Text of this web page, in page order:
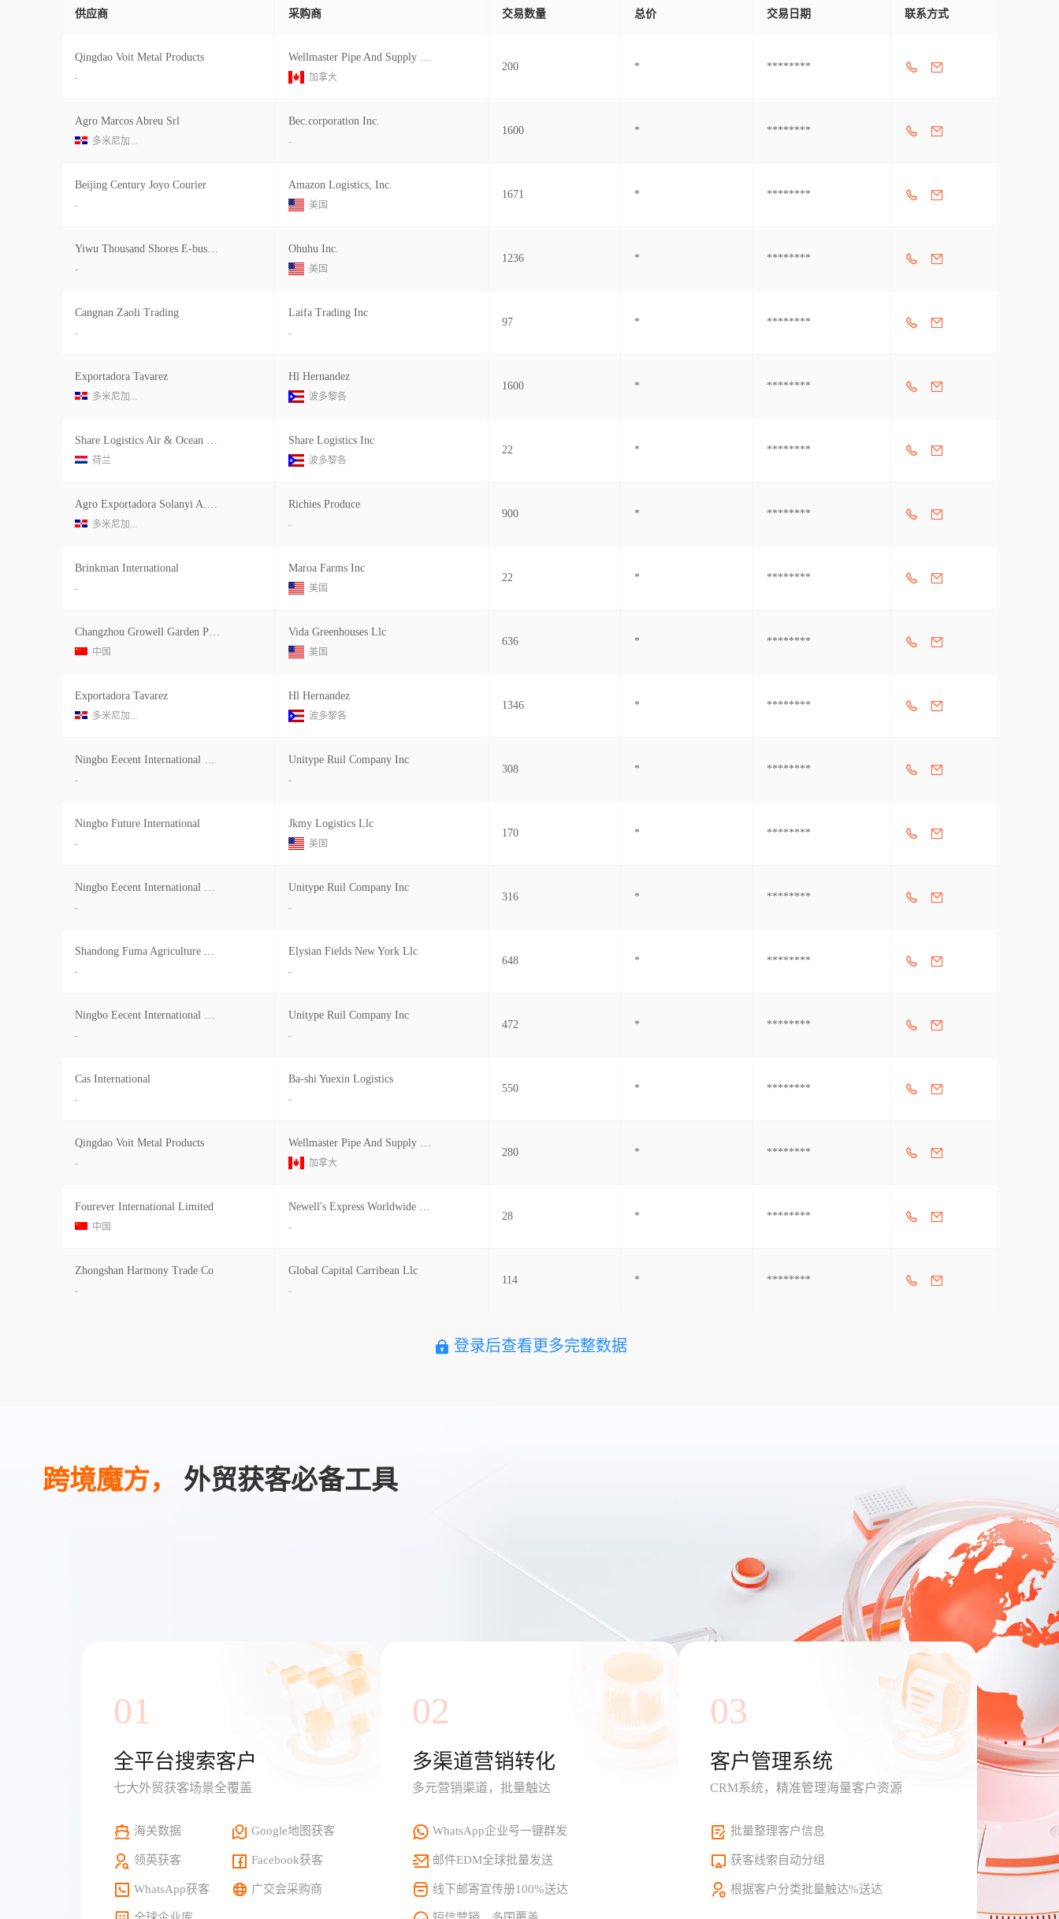
供应商 采购商 交易数量 总价 交易日期 联系方式
Qingdao Voit Metal Products
-
Wellmaster Pipe And Supply Inc.
加拿大
200 * ********
Agro Marcos Abreu Srl
多米尼加...
Bec.corporation Inc.
-
1600 * ********
Beijing Century Joyo Courier
-
Amazon Logistics, Inc.
美国
1671 * ********
Yiwu Thousand Shores E-business
-
Ohuhu Inc.
美国
1236 * ********
Cangnan Zaoli Trading
-
Laifa Trading Inc
-
97 * ********
Exportadora Tavarez
多米尼加...
Hl Hernandez
波多黎各
1600 * ********
Share Logistics Air & Ocean B.v.
荷兰
Share Logistics Inc
波多黎各
22 * ********
Agro Exportadora Solanyi A. Srl
多米尼加...
Richies Produce
-
900 * ********
Brinkman International
-
Maroa Farms Inc
美国
22 * ********
Changzhou Growell Garden Products
中国
Vida Greenhouses Llc
美国
636 * ********
Exportadora Tavarez
多米尼加...
Hl Hernandez
波多黎各
1346 * ********
Ningbo Eecent International Trading
-
Unitype Ruil Company Inc
-
308 * ********
Ningbo Future International
-
Jkmy Logistics Llc
美国
170 * ********
Ningbo Eecent International Trading
-
Unitype Ruil Company Inc
-
316 * ********
Shandong Fuma Agriculture And
-
Elysian Fields New York Llc
-
648 * ********
Ningbo Eecent International Trading
-
Unitype Ruil Company Inc
-
472 * ********
Cas International
-
Ba-shi Yuexin Logistics
-
550 * ********
Qingdao Voit Metal Products
-
Wellmaster Pipe And Supply Inc.
加拿大
280 * ********
Fourever International Limited
中国
Newell's Express Worldwide Logistic
-
28 * ********
Zhongshan Harmony Trade Co
-
Global Capital Carribean Llc
-
114 * ********
登录后查看更多完整数据
跨境魔方， 外贸获客必备工具
01
全平台搜索客户
七大外贸获客场景全覆盖
海关数据 Google地图获客
领英获客 Facebook获客
WhatsApp获客 广交会采购商
02
多渠道营销转化
多元营销渠道，批量触达
WhatsApp企业号一键群发
邮件EDM全球批量发送
线下邮寄宣传册100%送达
03
客户管理系统
CRM系统，精准管理海量客户资源
批量整理客户信息
获客线索自动分组
根据客户分类批量触达%送达